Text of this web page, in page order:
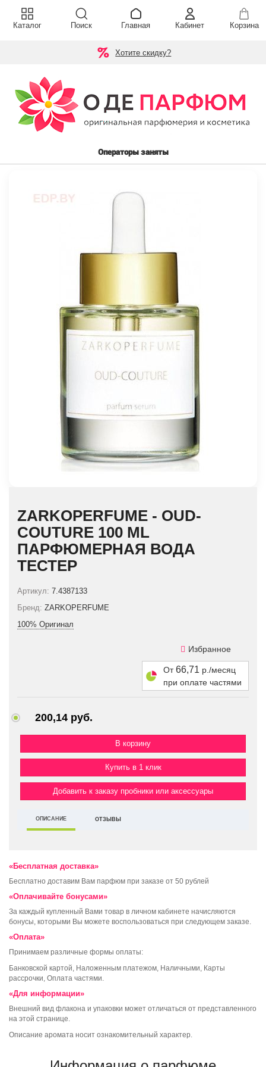
Хотите скидку?
Операторы заняты
ZARKOPERFUME - OUD-
COUTURE 100 ML
ПАРФЮМЕРНАЯ ВОДА
ТЕСТЕР
Артикул: 7.4387133
Бренд: ZARKOPERFUME
100% Оригинал
Избранное
От66,71 р./месяц
при оплате частями
200,14 руб.
Купить в 1 клик
Добавить к заказу пробники или аксессуары
ОПИСАНИЕ ОТЗЫВЫ
«Бесплатная доставка»
Бесплатно доставим Вам парфюм при заказе от 50 рублей
«Оплачивайте бонусами»
За каждый купленный Вами товар в личном кабинете начисляются
бонусы, которыми Вы можете воспользоваться при следующем заказе.
«Оплата»
Принимаем различные формы оплаты:
Банковской картой, Наложенным платежом, Наличными, Карты
рассрочки, Оплата частями.
«Для информации»
Внешний вид флакона и упаковки может отличаться от представленного
на этой странице.
Описание аромата носит ознакомительный характер.
Каталог Поиск Главная Кабинет Корзина